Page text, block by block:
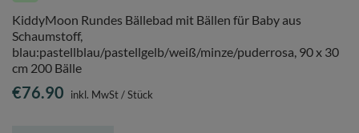
KiddyMoon Rundes Bällebad mit Bällen für Baby aus
Schaumstoff,
blau:pastellblau/pastellgelb/weiß/minze/puderrosa, 90 x 30
cm 200 Bälle
€76.90 inkl. MwSt/Stück